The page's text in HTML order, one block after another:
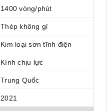
1400 vòng/phút
Thép không gỉ
Kim loại sơn tĩnh điện
Kính chịu lực
Trung Quốc
2021